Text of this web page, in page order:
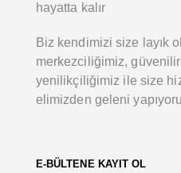
hayatta kalır
Biz kendimizi size layık
merkezciliğimiz,
yenilikçiliğimiz ile size
elimizden geleni
E-BÜLTENE KAYIT OL